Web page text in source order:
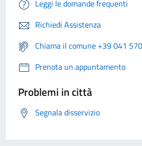
Leggi le domande frequenti
Richiedi Assistenza
Chiama il comune +39 041
Prenota un appuntamento
Problemi in città
Segnala disservizio